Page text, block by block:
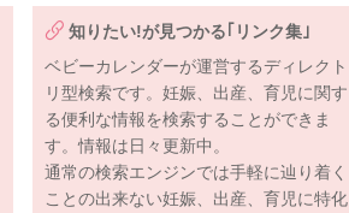
知りたい!が見つかる｢リンク集｣
ベビーカレンダーが運営するディレクト
リ型検索です。妊娠、出産、育児に関す
る便利な情報を検索することができま
す。情報は日々更新中。
通常の検索エンジンでは手軽に辿り着く
ことの出来ない妊娠、出産、育児に特化